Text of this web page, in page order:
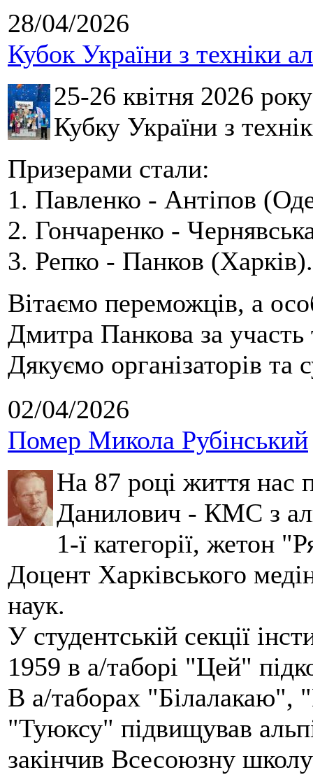
28/04/2026
Кубок України з техніки
25-26 квітня 2026
Кубку України з
Призерами стали:
1. Павленко - Антіпов
2. Гончаренко -
3. Репко - Панков (Харків).
Вітаємо переможців, а
Дмитра Панкова за
Дякуємо організаторів та
02/04/2026
Помер Микола Рубінський
На 87 році життя нас
Данилович - КМС з
1-ї категорії, жетон
Доцент Харківського
наук.
У студентській секції
1959 в а/таборі "Цей"
В а/таборах "Білалакаю",
"Туюксу" підвищував
закінчив Всесоюзну